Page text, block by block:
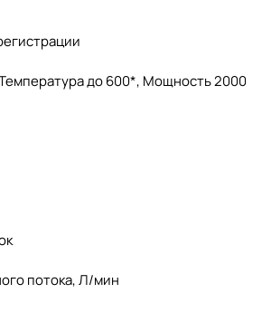
до 600*, Мощность 2000
потока, Л/мин